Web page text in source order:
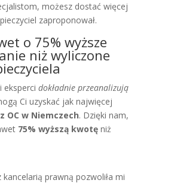
możesz dostać więcej
zaproponował.
o 75% wyższe
niż wyliczone
eksperci dokładnie przeanalizują
Ci uzyskać jak najwięcej
OC w Niemczech. Dzięki nam,
75% wyższą kwotęniż
kancelarią prawną pozwoliła mi